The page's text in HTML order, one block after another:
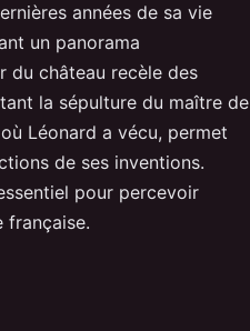
années de sa vie
un panorama
du château recèle des
la sépulture du maître de
Léonard a vécu, permet
de ses inventions.
pour percevoir
française.